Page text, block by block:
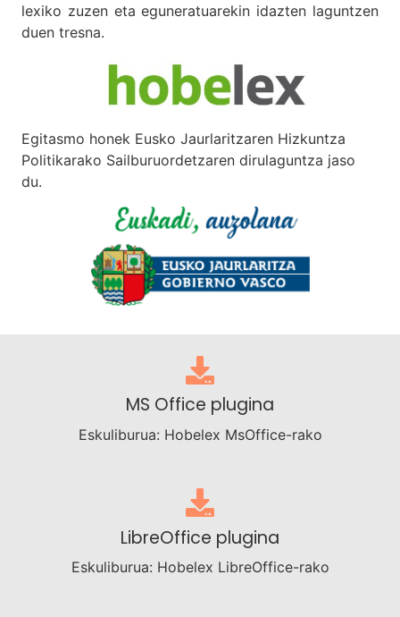
lexiko zuzen eta eguneratuarekin idazten laguntzen
duen tresna.
Egitasmo honek Eusko Jaurlaritzaren Hizkuntza
Politikarako Sailburuordetzaren dirulaguntza jaso
du.
MS Office plugina
Eskuliburua: Hobelex MsOffice-rako
LibreOffice plugina
Eskuliburua: Hobelex LibreOffice-rako